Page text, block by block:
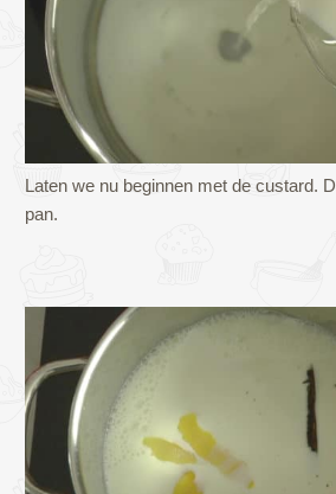
Laten we nu beginnen met de custard.
pan.